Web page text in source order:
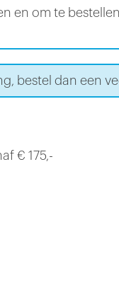
en om te
bestel dan een
€ 175,-